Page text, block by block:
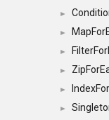
►
►
►
►
►
►